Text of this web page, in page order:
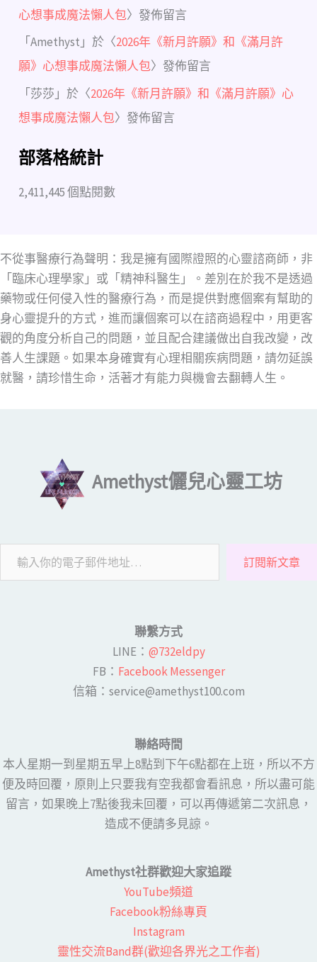
心想事成魔法懶人包〉發佈留言
「Amethyst 」於〈2026年《新月許願》和《滿月許
願》心想事成魔法懶人包〉發佈留言
「 莎莎 」於〈2026年《新月許願》和《滿月許願》心
想事成魔法懶人包〉發佈留言
部落格統計
2,411,445 個點閱數
不從事醫療行為聲明：我是擁有國際證照的心靈諮商師，非
「臨床心理學家」或「精神科醫生」。差別在於我不是透過
藥物或任何侵入性的醫療行為，而是提供對應個案有幫助的
身心靈提升的方式，進而讓個案可以在諮商過程中，用更客
觀的角度分析自己的問題，並且配合建議做出自我改變，改
善人生課題。如果本身確實有心理相關疾病問題，請勿延誤
就醫，請珍惜生命，活著才有能力與機會去翻轉人生。
Amethyst儷兒心靈工坊
訂閱新文章
聯繫方式
LINE​： @732eldpy
FB：​ Facebook Messenger
​​信箱：service@amethyst100.com
聯絡時間
本人星期一到星期五早上8點到下午6點都在上班，所以不方
便及時回覆，原則上只要我有空我都會看訊息，所以盡可能
留言，如果晚上7點後我未回覆，可以再傳遞第二次訊息，
造成不便請多見諒。
Amethyst社群歡迎大家追蹤
YouTube頻道
Facebook粉絲專頁​
Instagram
靈性交流Band群(歡迎各界光之工作者)​